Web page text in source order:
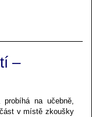
–
na učebně,
v místě zkoušky